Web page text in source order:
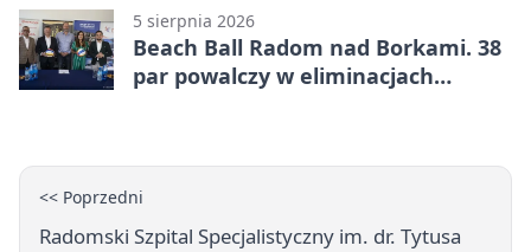
5 sierpnia 2026
Beach Ball Radom nad Borkami. 38
par powalczy w eliminacjach
<< Poprzedni
Radomski Szpital Specjalistyczny im. dr. Tytusa